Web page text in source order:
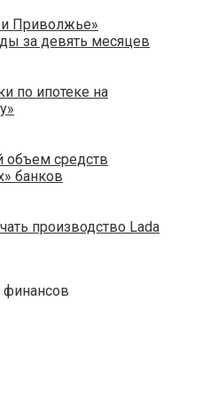
Приволжье»
за девять месяцев
по ипотеке на
объем средств
банков
производство Lada
финансов